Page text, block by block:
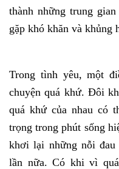
thành những trung
gặp khó khăn và khủng
Trong tình yêu, một
chuyện quá khứ. Đôi
quá khứ của nhau có
trọng trong phút sống
khơi lại những nỗi
lần nữa. Có khi vì